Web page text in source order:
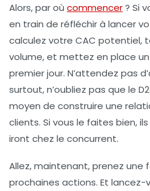
Alors, par où commencer? Si
en train de réfléchir à lancer
calculez votre CAC potentiel,
volume, et mettez en place
premier jour. N’attendez pas
surtout, n’oubliez pas que le
moyen de construire une
clients. Si vous le faites bien,
iront chez le concurrent.
Allez, maintenant, prenez une
prochaines actions. Et lancez-